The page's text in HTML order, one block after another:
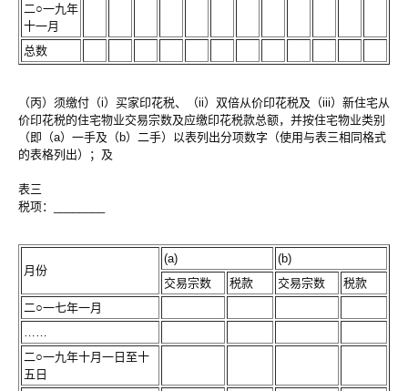
二○一九年
十一月
总数
（丙）须缴付（i）买家印花税、（ii）双倍从价印花税及（iii）新住宅从
价印花税的住宅物业交易宗数及应缴印花税款总额，并按住宅物业类别
（即（a）一手及（b）二手）以表列出分项数字（使用与表三相同格式
的表格列出）；及
表三
税项：________
月份
(a)
(b)
交易宗数
税款 交易宗数
税款
二○一七年一月
……
二○一九年十月一日至十
五日